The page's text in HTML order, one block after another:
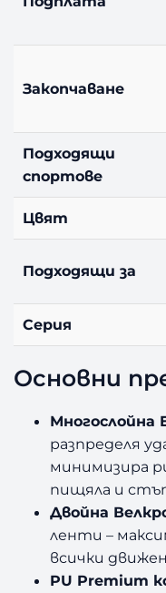
Закопчаване
Подходящи
спортове
Цвят
Подходящи за
Серия
Основни
Многослойна
разпределя
минимизира
пищяла и
Двойна
ленти –
всички
PU Premium